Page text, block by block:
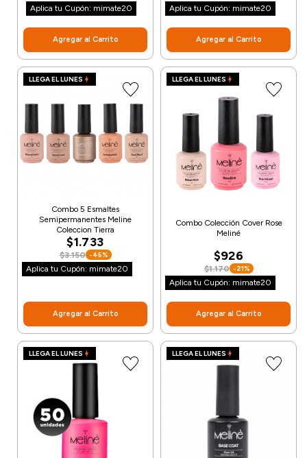
Aplica tu Cupón: mimate20
Agregar al Carrito
Aplica tu Cupón: mimate20
Agregar al Carrito
LLEGA EL LUNES
Combo 5 Esmaltes
Semipermanentes Meline
Coleccion Tierra
$1.733
$3.150 -45%
Aplica tu Cupón: mimate20
Agregar al Carrito
LLEGA EL LUNES
Combo Colección Cover Rose
Meliné
$926
$1.170 -21%
Aplica tu Cupón: mimate20
Agregar al Carrito
LLEGA EL LUNES LLEGA EL LUNES